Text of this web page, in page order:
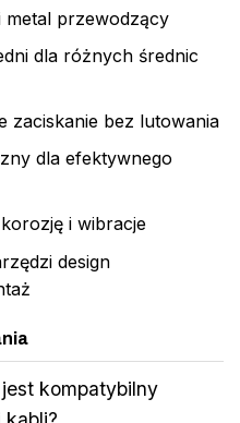
metal przewodzący
dla różnych średnic
zaciskanie bez lutowania
dla efektywnego
i wibracje
design
kompatybilny